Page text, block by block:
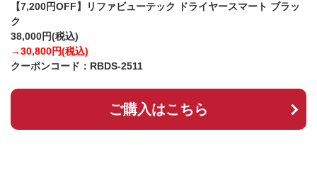
【7,200円OFF】リファビューテック ドライヤースマート ブラッ
ク
38,000円(税込)
→30,800円(税込)
クーポンコード：RBDS-2511
ご購入はこちら